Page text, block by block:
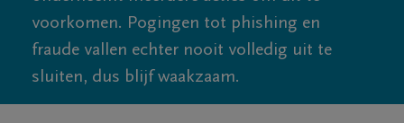
voorkomen. Pogingen tot phishing en
fraude vallen echter nooit volledig uit te
sluiten, dus blijf waakzaam.